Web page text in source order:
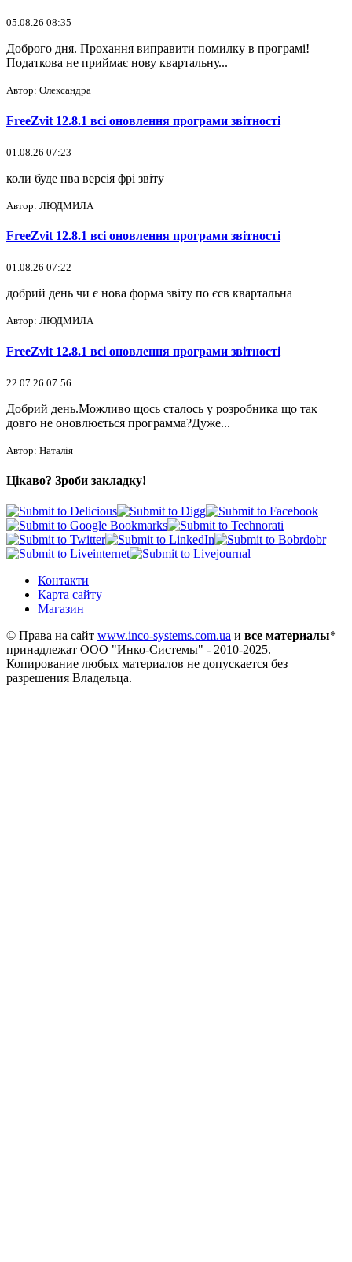
05.08.26 08:35
Доброго дня. Прохання виправити помилку в програмі!
Податкова не приймає нову квартальну...
Автор: Олександра
FreeZvit 12.8.1 всі оновлення програми звітності
01.08.26 07:23
коли буде нва версія фрі звіту
Автор: ЛЮДМИЛА
FreeZvit 12.8.1 всі оновлення програми звітності
01.08.26 07:22
добрий день чи є нова форма звіту по єсв квартальна
Автор: ЛЮДМИЛА
FreeZvit 12.8.1 всі оновлення програми звітності
22.07.26 07:56
Добрий день.Можливо щось сталось у розробника що так
довго не оновлюється программа?Дуже...
Автор: Наталія
Цікаво? Зроби закладку!
Контакти
Карта сайту
Магазин
© Права на сайт www.inco-systems.com.ua и все материалы*
принадлежат ООО "Инко-Системы" - 2010-2025.
Копирование любых материалов не допускается без
разрешения Владельца.